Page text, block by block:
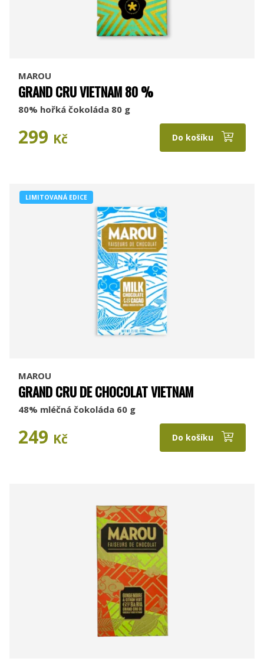
MAROU
GRAND CRU VIETNAM 80 %
80% hořká čokoláda 80 g
299 Kč Do košíku
LIMITOVANÁ EDICE
MAROU
GRAND CRU DE CHOCOLAT VIETNAM
48% mléčná čokoláda 60 g
249 Kč Do košíku